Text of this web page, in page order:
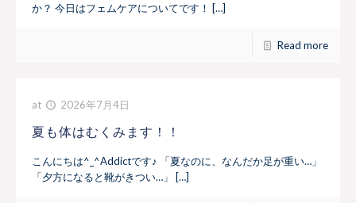
か？ 今日はフェムケアについてです！ […]
Read more
at 2026年7月4日
夏も体はむくみます！！
こんにちは^_^Addictです♪ 「夏なのに、なんだか足が重い…」
「夕方になると靴がきつい…」 […]